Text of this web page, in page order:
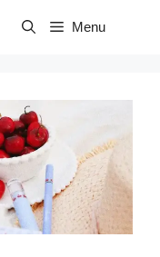
Menu